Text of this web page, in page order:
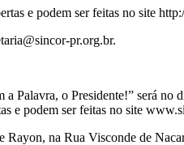
e podem ser feitas no site
pr.org.br.
Palavra, o Presidente!” será
e podem ser feitas no site
Rayon, na Rua Visconde de